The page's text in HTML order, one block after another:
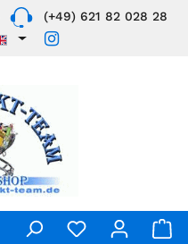
(+49) 621 82 028 28